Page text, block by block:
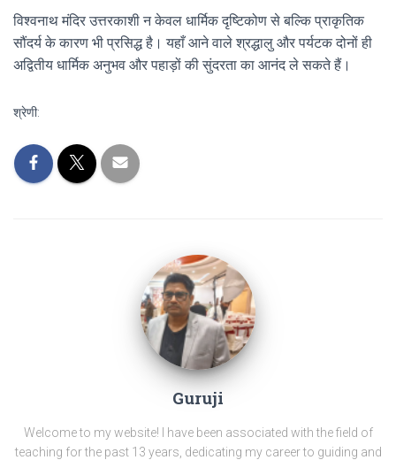
विश्वनाथ मंदिर उत्तरकाशी न केवल धार्मिक दृष्टिकोण से बल्कि प्राकृतिक
सौंदर्य के कारण भी प्रसिद्ध है। यहाँ आने वाले श्रद्धालु और पर्यटक दोनों ही
अद्वितीय धार्मिक अनुभव और पहाड़ों की सुंदरता का आनंद ले सकते हैं।
श्रेणी:
Guruji
Welcome to my website! I have been associated with the field of
teaching for the past 13 years, dedicating my career to guiding and